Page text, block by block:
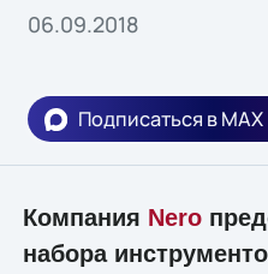
06.09.2018
Подписаться в MAX
Компания Nero
набора